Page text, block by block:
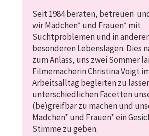
Seit 1984 beraten, betreuen
wir Mädchen* und Frauen* mit
Suchtproblemen und in
besonderen Lebenslagen. Dies
zum Anlass, uns zwei Sommer
Filmemacherin Christina Voigt
Arbeitsalltag begleiten zu
unterschiedlichen Facetten
(be)greifbar zu machen und
Mädchen* und Frauen* ein
Stimme zu geben.